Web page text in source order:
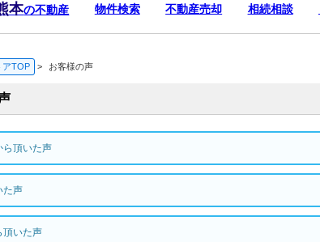
本の不動産 物件検索 不動産売却 相続相談
アTOP > お客様の声
ら頂いた声
た声
頂いた声